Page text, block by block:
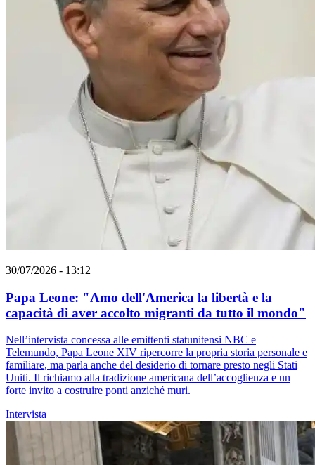
30/07/2026 - 13:12
Papa Leone: "Amo dell'America la libertà e la
capacità di aver accolto migranti da tutto il mondo"
Nell’intervista concessa alle emittenti statunitensi NBC e
Telemundo, Papa Leone XIV ripercorre la propria storia personale e
familiare, ma parla anche del desiderio di tornare presto negli Stati
Uniti. Il richiamo alla tradizione americana dell’accoglienza e un
forte invito a costruire ponti anziché muri.
Intervista